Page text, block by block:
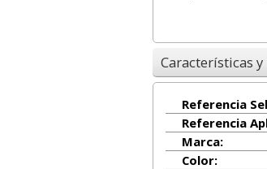
Características
Referencia
Referencia
Marca:
Color: